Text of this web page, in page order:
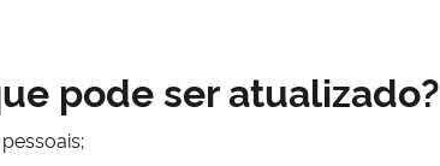
pode ser atualizado?